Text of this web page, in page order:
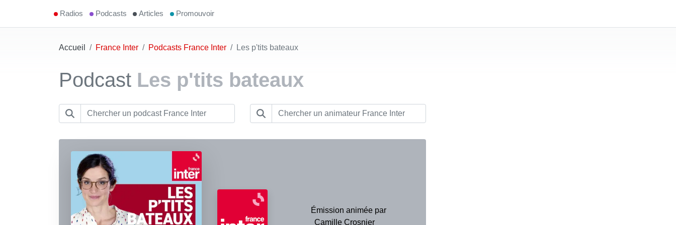
Radios Podcasts Articles Promouvoir
Accueil France Inter Podcasts France Inter Les p'tits bateaux
Podcast Les p'tits bateaux
Émission animée par
Camille Crosnier